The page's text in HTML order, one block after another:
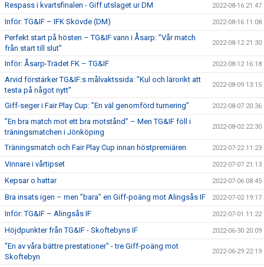
Respass i kvartsfinalen - Giff utslaget ur DM 2022-08-16 21:47
Inför: TG&IF – IFK Skövde (DM) 2022-08-16 11:08
Perfekt start på hösten – TG&IF vann i Åsarp: ”Vår match
från start till slut”
2022-08-12 21:30
Inför: Åsarp-Trädet FK – TG&IF 2022-08-12 16:18
Arvid förstärker TG&IF:s målvaktssida: ”Kul och lärorikt att
testa på något nytt”
2022-08-09 13:15
Giff-seger i Fair Play Cup: ”En väl genomförd turnering” 2022-08-07 20:36
”En bra match mot ett bra motstånd” – Men TG&IF föll i
träningsmatchen i Jönköping
2022-08-02 22:30
Träningsmatch och Fair Play Cup innan höstpremiären 2022-07-22 11:23
Vinnare i vårtipset 2022-07-07 21:13
Kepsar o hattar 2022-07-06 08:45
Bra insats igen – men ”bara” en Giff-poäng mot Alingsås IF 2022-07-02 19:17
Inför: TG&IF – Alingsås IF 2022-07-01 11:22
Höjdpunkter från TG&IF - Skoftebyns IF 2022-06-30 20:09
"En av våra bättre prestationer" - tre Giff-poäng mot
Skoftebyn
2022-06-29 22:19